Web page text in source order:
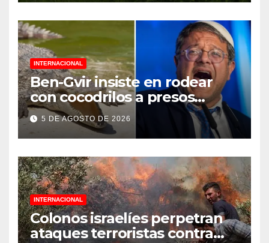
INTERNACIONAL
Ben-Gvir insiste en rodear
con cocodrilos a presos
palestinos
5 DE AGOSTO DE 2026
INTERNACIONAL
Colonos israelíes perpetran
ataques terroristas contra